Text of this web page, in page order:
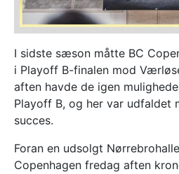
I sidste sæson måtte BC
i Playoff B-finalen mod
aften havde de igen
Playoff B, og her var udfaldet
succes.
Foran en udsolgt
Copenhagen fredag aften